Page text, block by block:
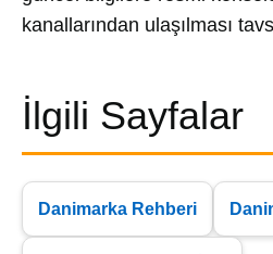
kanallarından ulaşılması
İlgili Sayfalar
Danimarka Rehberi